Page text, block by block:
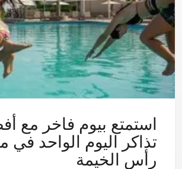
استمتع بيوم فاخر مع
تذاكر اليوم الواحد في
رأس الخيمة